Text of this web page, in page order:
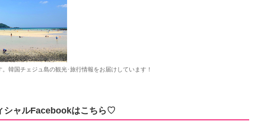
韓国チェジュ島の観光･旅行情報をお届けしています！
シャルFacebookはこちら♡